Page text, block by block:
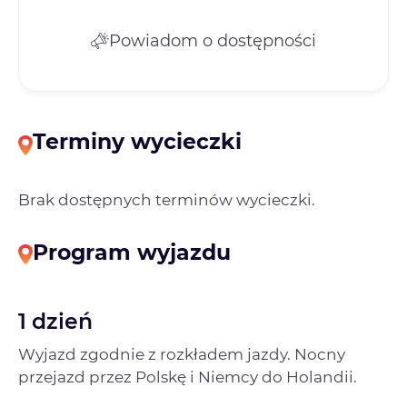
Powiadom o dostępności
Terminy wycieczki
Brak dostępnych terminów wycieczki.
Program wyjazdu
1 dzień
Wyjazd zgodnie z rozkładem jazdy. Nocny
przejazd przez Polskę i Niemcy do Holandii.